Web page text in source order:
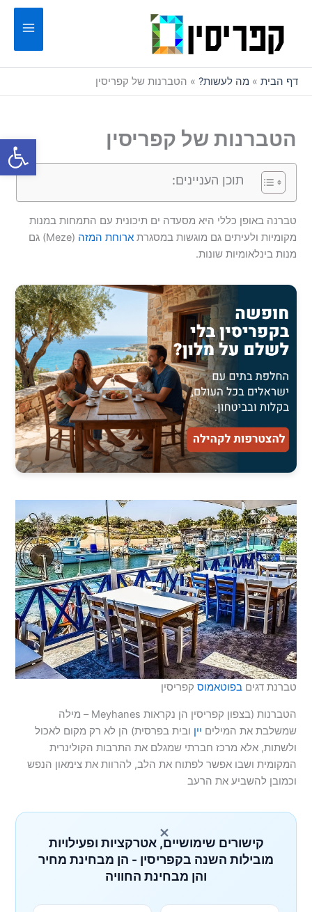
פתח
דף הבית » מה לעשות? » הטברנות של קפריסין
הטברנות של קפריסין
תוכן העניינים:
טברנה באופן כללי היא מסעדה ים תיכונית עם התמחות במנות
מקומיות ולעיתים גם מוגשות במסגרתארוחת המזה
(Meze) גם
מנות בינלאומיות שונות.
טברנת דגיםבפוטאמוס קפריסין
הטברנות (בצפון קפריסין הן נקראות Meyhanes – מילה
שמשלבת את המילים יין ובית בפרסית) הן לא רק מקום לאכול
ולשתות, אלא מרכז חברתי שמגלם את התרבות הקולינרית
המקומית ושבו אפשר לפתוח את הלב, להרוות את צימאון הנפש
וכמובן להשביע את הרעב
×
קישורים שימושיים, אטרקציות ופעילויות
מובילות השנה בקפריסין - הן מבחינת מחיר
והן מבחינת החוויה